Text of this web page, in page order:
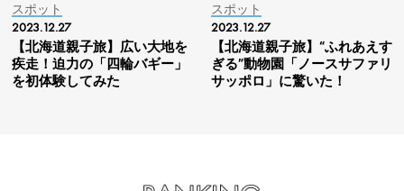
スポット
2023.12.27
【北海道親子旅】広い大地を
疾走！迫力の「四輪バギー」
を初体験してみた
スポット
2023.12.27
【北海道親子旅】“ふれあえす
ぎる”動物園「ノースサファリ
サッポロ」に驚いた！